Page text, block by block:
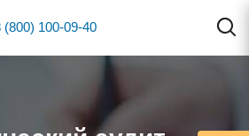
(800) 100-09-40